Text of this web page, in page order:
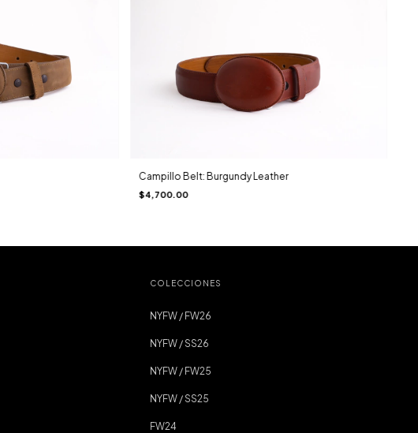
Campillo Belt: Burgundy Leather
$4,700.00
COLECCIONES
NYFW / FW26
NYFW / SS26
NYFW / FW25
NYFW / SS25
FW24